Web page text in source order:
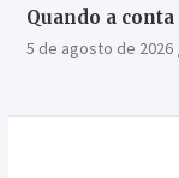
Quando a
5 de agosto de 2026